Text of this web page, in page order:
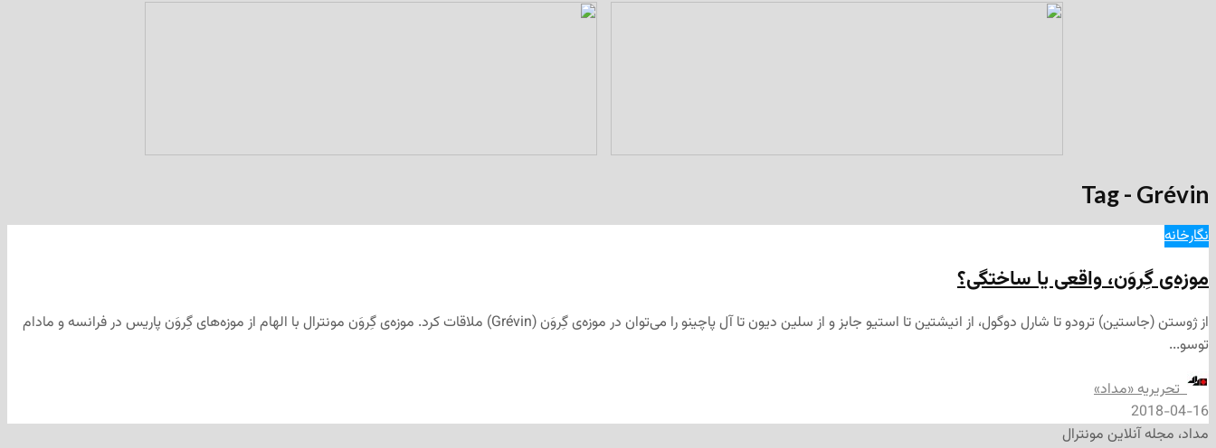
Tag - Grévin
نگارخانه
موزه‌ی گِروَن، واقعی یا ساختگی؟
از ژوستن (جاستین) ترودو تا شارل دوگول، از انیشتین تا استیو جابز و از سلین دیون تا آل پاچینو را می‌توان در موزه‌ی گِروَن (Grévin) ملاقات کرد. موزه‌ی گِروَن مونترال با الهام از موزه‌های گِروَن پاریس در فرانسه و مادام
توسو...
‌ تحریریه «مداد»
2018-04-16
مداد، مجله آنلاین مونترال